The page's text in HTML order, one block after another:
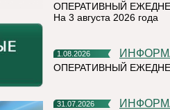
ОПЕРАТИВНЫЙ
На 3 августа 2026 года
1.08.2026
ОПЕРАТИВНЫЙ
31.07.2026